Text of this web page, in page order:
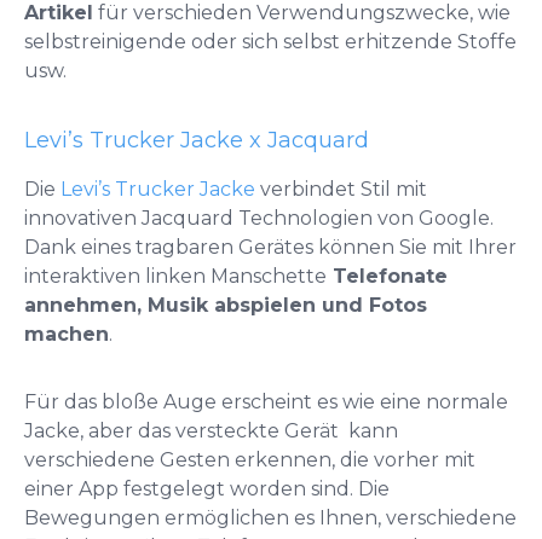
Artikel für verschieden Verwendungszwecke, wie
selbstreinigende oder sich selbst erhitzende Stoffe
usw.
Levi’s Trucker Jacke x Jacquard
Die Levi’s Trucker Jacke verbindet Stil mit
innovativen Jacquard Technologien von Google.
Dank eines tragbaren Gerätes können Sie mit Ihrer
interaktiven linken Manschette Telefonate
annehmen, Musik abspielen und Fotos
machen.
Für das bloße Auge erscheint es wie eine normale
Jacke, aber das versteckte Gerät kann
verschiedene Gesten erkennen, die vorher mit
einer App festgelegt worden sind. Die
Bewegungen ermöglichen es Ihnen, verschiedene